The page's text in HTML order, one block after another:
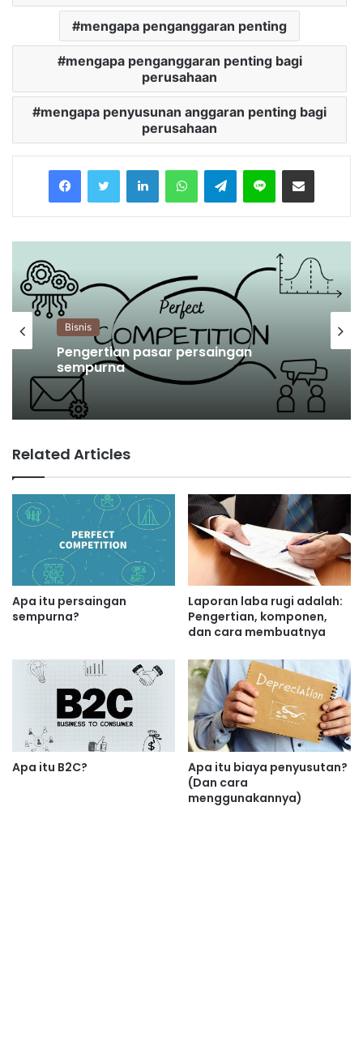
mengapa penganggaran penting
mengapa penganggaran penting bagi
perusahaan
mengapa penyusunan anggaran penting bagi
perusahaan
Telegram
Bisnis
sempurna
Apa itu biaya marjinal produksi?
Related Articles
Apa itu persaingan
sempurna?
Laporan laba rugi adalah:
Pengertian, komponen,
dan cara membuatnya
Apa itu B2C?
Apa itu biaya penyusutan?
(Dan cara
menggunakannya)